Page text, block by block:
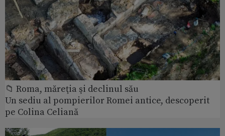
📁 Roma, măreţia şi declinul său
Un sediu al pompierilor Romei antice, descoperit
pe Colina Celiană